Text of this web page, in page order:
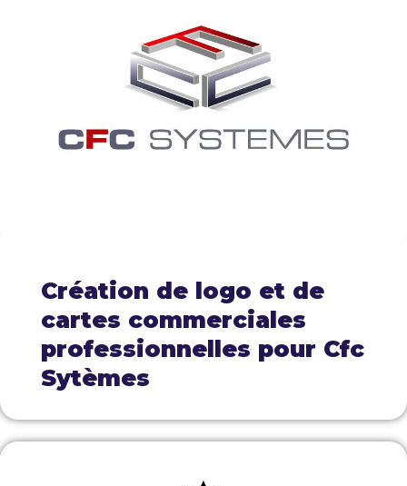
Création de logo et de
cartes commerciales
professionnelles pour Cfc
Sytèmes